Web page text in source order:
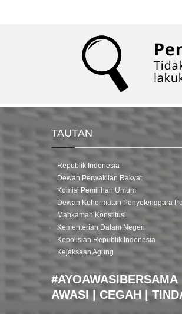
TAUTAN
Republik Indonesia
Dewan Perwakilan Rakyat
Komisi Pemilihan Umum
Dewan Kehormatan Penyelenggara
Mahkamah Konstitusi
Kementerian Dalam Negeri
Kepolisian Republik Indonesia
Kejaksaan Agung
#AYOAWASIBERSAMA
AWASI | CEGAH |